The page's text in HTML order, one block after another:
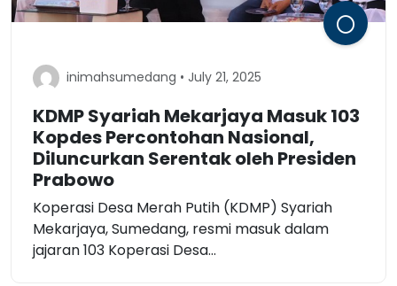
inimahsumedang • July 21, 2025
KDMP Syariah Mekarjaya Masuk 103
Kopdes Percontohan Nasional,
Diluncurkan Serentak oleh Presiden
Prabowo
Koperasi Desa Merah Putih (KDMP) Syariah
Mekarjaya, Sumedang, resmi masuk dalam
jajaran 103 Koperasi Desa...